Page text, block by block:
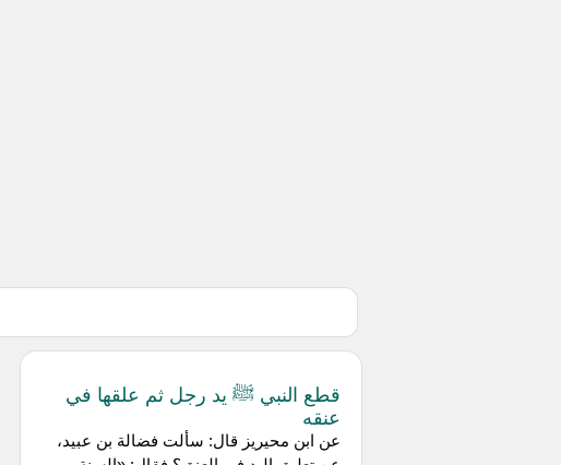
قطع النبي ﷺ يد رجل ثم علقها في
عنقه
عن ابن محيريز قال: سألت فضالة بن عبيد،